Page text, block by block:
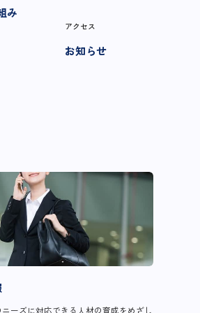
み
アクセス
お知らせ
ーズに対応できる人材の育成をめざし